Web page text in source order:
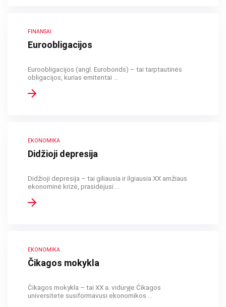
FINANSAI
Euroobligacijos
Euroobligacijos (angl. Eurobonds) – tai tarptautinės
obligacijos, kurias emitentai ...
EKONOMIKA
Didžioji depresija
Didžioji depresija – tai giliausia ir ilgiausia XX amžiaus
ekonominė krizė, prasidėjusi ...
EKONOMIKA
Čikagos mokykla
Čikagos mokykla – tai XX a. viduryje Čikagos
universitete susiformavusi ekonomikos ...